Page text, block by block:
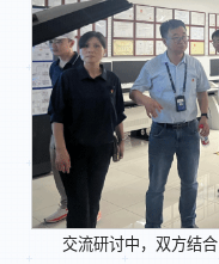
交流研讨中，双方结